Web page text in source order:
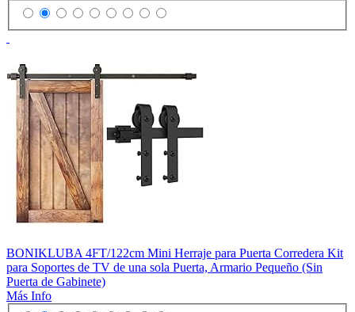
BONIKLUBA 4FT/122cm Mini Herraje para Puerta Corredera Kit
para Soportes de TV de una sola Puerta, Armario Pequeño (Sin
Puerta de Gabinete)
Más Info